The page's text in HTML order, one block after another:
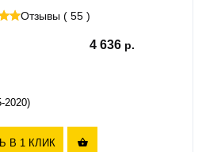
Отзывы ( 55 )
4 636
2020)
В 1 КЛИК 